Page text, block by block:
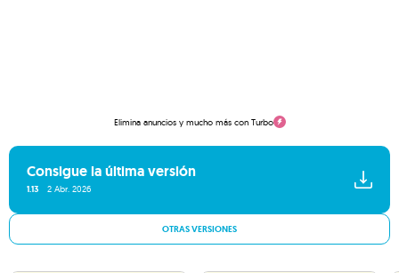
Elimina anuncios y mucho más con Turbo
Consigue la última versión
1.13 2 Abr. 2026
OTRAS VERSIONES